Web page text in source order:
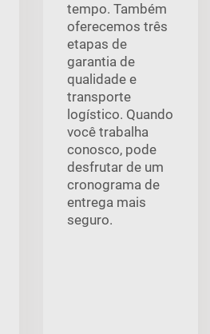
tempo. Também
oferecemos três
etapas de
garantia de
qualidade e
transporte
logístico. Quando
você trabalha
conosco, pode
desfrutar de um
cronograma de
entrega mais
seguro.